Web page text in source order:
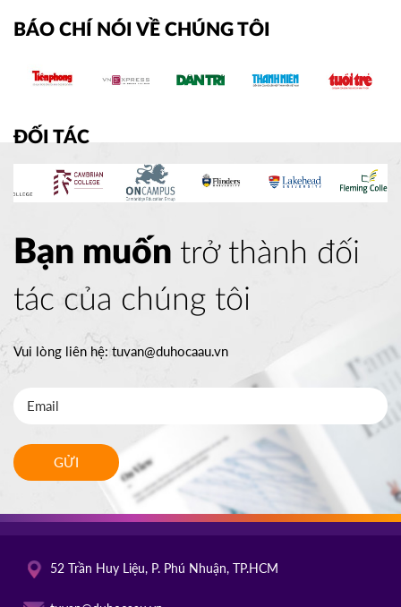
BÁO CHÍ NÓI VỀ CHÚNG TÔI
ĐỐI TÁC
Bạn muốn trở thành đối
tác của chúng tôi
Vui lòng liên hệ:tuvan@duhocaau.vn
GỬI
52 Trần Huy Liệu, P. Phú Nhuận, TP.HCM